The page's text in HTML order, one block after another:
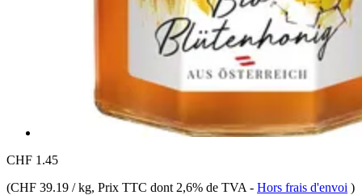
CHF 1.45
(CHF 39.19 / kg, Prix TTC dont 2,6% de TVA - Hors frais d'envoi )